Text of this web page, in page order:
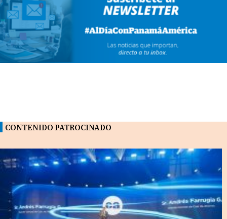
CONTENIDO PATROCINADO